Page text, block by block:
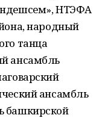
НТЭФА
народный
танца
ансамбль
ансамбль
башкирской